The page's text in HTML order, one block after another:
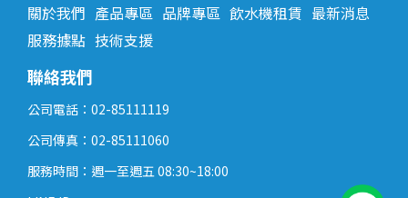
關於我們 產品專區 品牌專區 飲水機租賃 最新消息
服務據點 技術支援
聯絡我們
公司電話：02-85111119
公司傳真：02-85111060
服務時間：週一至週五 08:30~18:00